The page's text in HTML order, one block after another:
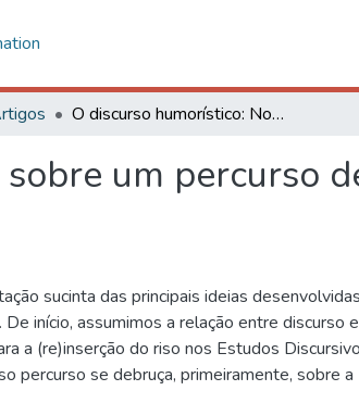
O discurso humorístico: Noções gerais sobre um percurso de análise pela linguagem do riso
um percurso
sucinta das principais ideias desenvolvidas
início, assumimos a relação entre discurso e
a (re)inserção do riso nos Estudos
percurso se debruça, primeiramente, sobre a